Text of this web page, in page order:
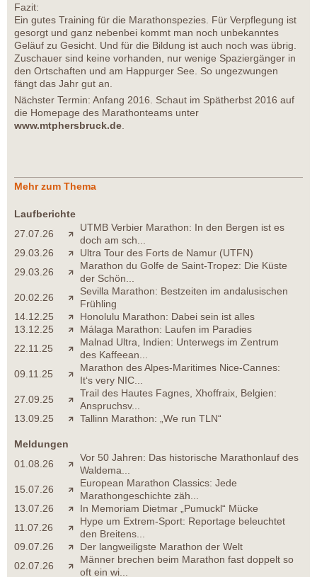
Fazit:
Ein gutes Training für die Marathonspezies. Für Verpflegung ist
gesorgt und ganz nebenbei kommt man noch unbekanntes
Geläuf zu Gesicht. Und für die Bildung ist auch noch was übrig.
Zuschauer sind keine vorhanden, nur wenige Spaziergänger in
den Ortschaften und am Happurger See. So ungezwungen
fängt das Jahr gut an.
Nächster Termin: Anfang 2016. Schaut im Spätherbst 2016 auf
die Homepage des Marathonteams unter
www.mtphersbruck.de
Mehr zum Thema
Laufberichte
27.07.26
UTMB Verbier Marathon: In den Bergen ist es
doch am sch...
29.03.26
Ultra Tour des Forts de Namur (UTFN)
29.03.26
Marathon du Golfe de Saint-Tropez: Die Küste
der Schön...
20.02.26
Sevilla Marathon: Bestzeiten im andalusischen
Frühling
14.12.25
Honolulu Marathon: Dabei sein ist alles
13.12.25
Málaga Marathon: Laufen im Paradies
22.11.25
Malnad Ultra, Indien: Unterwegs im Zentrum
des Kaffeean...
09.11.25
Marathon des Alpes-Maritimes Nice-Cannes:
It‘s very NIC...
27.09.25
Trail des Hautes Fagnes, Xhoffraix, Belgien:
Anspruchsv...
13.09.25
Tallinn Marathon: „We run TLN“
Meldungen
01.08.26
Vor 50 Jahren: Das historische Marathonlauf des
Waldema...
15.07.26
European Marathon Classics: Jede
Marathongeschichte zäh...
13.07.26
In Memoriam Dietmar „Pumuckl“ Mücke
11.07.26
Hype um Extrem-Sport: Reportage beleuchtet
den Breitens...
09.07.26
Der langweiligste Marathon der Welt
02.07.26
Männer brechen beim Marathon fast doppelt so
oft ein wi...